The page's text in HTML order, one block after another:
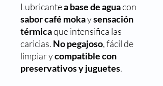
Lubricantea base de aguacon
sabor café mokaysensación
térmicaque intensifica las
caricias. No pegajoso, fácil de
limpiar ycompatible con
preservativos y juguetes.